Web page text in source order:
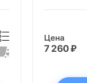
Цена
7 260 ₽